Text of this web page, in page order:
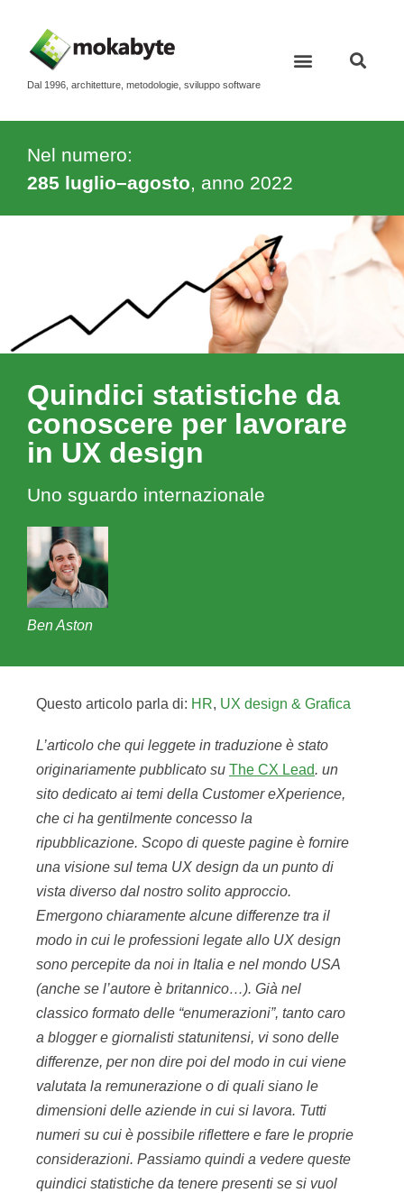
Dal 1996, architetture, metodologie, sviluppo software
Nel numero:
285 luglio–agosto, anno 2022
Quindici statistiche da
conoscere per lavorare
in UX design
Uno sguardo internazionale
Ben Aston
Questo articolo parla di: HR, UX design & Grafica
L’articolo che qui leggete in traduzione è stato
originariamente pubblicato su The CX Lead. un
sito dedicato ai temi della Customer eXperience,
che ci ha gentilmente concesso la
ripubblicazione. Scopo di queste pagine è fornire
una visione sul tema UX design da un punto di
vista diverso dal nostro solito approccio.
Emergono chiaramente alcune differenze tra il
modo in cui le professioni legate allo UX design
sono percepite da noi in Italia e nel mondo USA
(anche se l’autore è britannico…). Già nel
classico formato delle “enumerazioni”, tanto caro
a blogger e giornalisti statunitensi, vi sono delle
differenze, per non dire poi del modo in cui viene
valutata la remunerazione o di quali siano le
dimensioni delle aziende in cui si lavora. Tutti
numeri su cui è possibile riflettere e fare le proprie
considerazioni. Passiamo quindi a vedere queste
quindici statistiche da tenere presenti se si vuol